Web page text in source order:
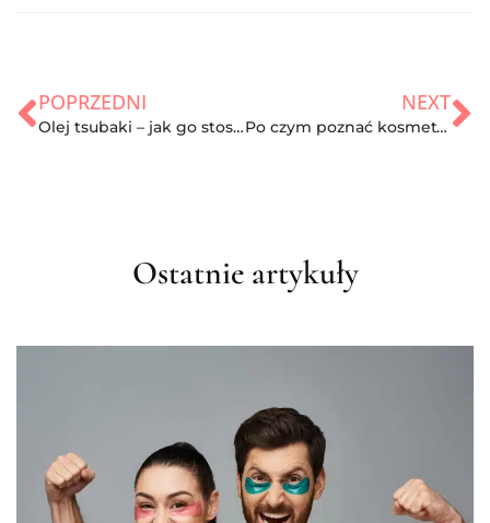
POPRZEDNI
Olej tsubaki – jak go stosować? Efekty
NEXT
Po czym poznać kosmetyki z dobrym składem?
Ostatnie artykuły